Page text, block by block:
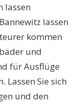
lassen
lassen
kommen
und
für Ausflüge
Lassen Sie sich
und den